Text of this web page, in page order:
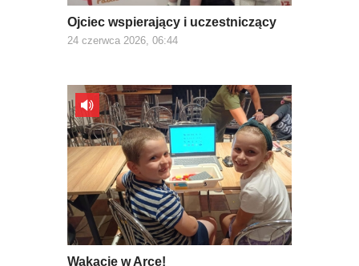
Ojciec wspierający i uczestniczący
24 czerwca 2026, 06:44
Wakacje w Arce!